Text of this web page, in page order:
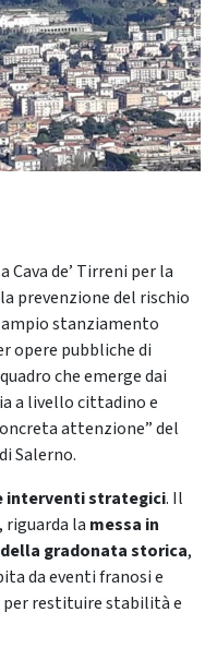
Cava de’ Tirreni per la
prevenzione del rischio
stanziamento
opere pubbliche di
che emerge dai
a livello cittadino e
attenzione” del
Salerno.
interventi strategici. Il
, riguarda la messa in
della gradonata storica,
da eventi franosi e
restituire stabilità e